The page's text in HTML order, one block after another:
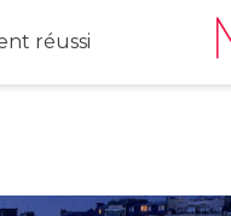
réussi